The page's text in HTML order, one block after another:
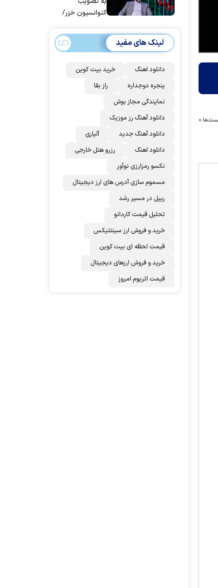
۰
کنوانسیون خزر/
می‌شود؟!
لینک های مفید
دانلود اهنگ
خرید بیت کوین
پنجره دوجداره
راز بقا
نمایندگی مجاز بوش
دانلود آهنگ رز‌ موزیک
دانلود آهنگ جدید
آلپاری
دانلود اهنگ
رزرو هتل خارجی
نکسو رمزارزی نوآور
مسموم سازی آدرس های ارز دیجیتال
ریپل در مسیر رشد
تحلیل قیمت کاردانو
خرید و فروش ارز سینتتیکس
قیمت لحظه ای بیت کوین
خرید و فروش ارزهای دیجیتال
قیمت اتریوم امروز